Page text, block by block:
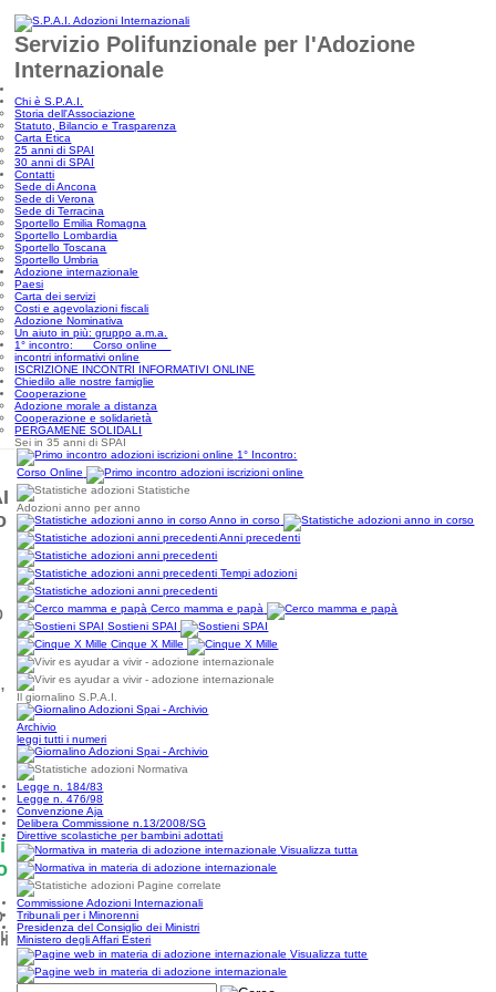
Servizio Polifunzionale per l'Adozione
Internazionale
Chi è S.P.A.I.
Storia dell'Associazione
Statuto, Bilancio e Trasparenza
Carta Etica
25 anni di SPAI
30 anni di SPAI
Contatti
Sede di Ancona
Sede di Verona
Sede di Terracina
Sportello Emilia Romagna
Sportello Lombardia
Sportello Toscana
Sportello Umbria
Adozione internazionale
Paesi
Carta dei servizi
Costi e agevolazioni fiscali
Adozione Nominativa
Un aiuto in più: gruppo a.m.a.
1° incontro: Corso online
incontri informativi online
ISCRIZIONE INCONTRI INFORMATIVI ONLINE
Chiedilo alle nostre famiglie
Cooperazione
Adozione morale a distanza
Cooperazione e solidarietà
PERGAMENE SOLIDALI
Sei in 35 anni di SPAI
1° Incontro:
Corso Online
Statistiche
Adozioni anno per anno
Anno in corso
Anni precedenti
Tempi adozioni
Cerco mamma e papà
Sostieni SPAI
Cinque X Mille
Il giornalino S.P.A.I.
Archivio
leggi tutti i numeri
Normativa
Legge n. 184/83
Legge n. 476/98
Convenzione Aja
Delibera Commissione n.13/2008/SG
Direttive scolastiche per bambini adottati
Visualizza tutta
Pagine correlate
Commissione Adozioni Internazionali
Tribunali per i Minorenni
Presidenza del Consiglio dei Ministri
Ministero degli Affari Esteri
Visualizza tutte